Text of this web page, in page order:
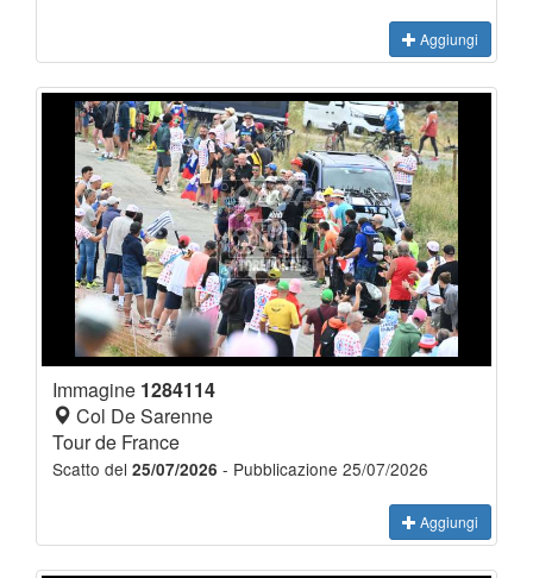
Aggiungi
Immagine 1284114
Col De Sarenne
Tour de France
Scatto del 25/07/2026 - Pubblicazione 25/07/2026
Aggiungi